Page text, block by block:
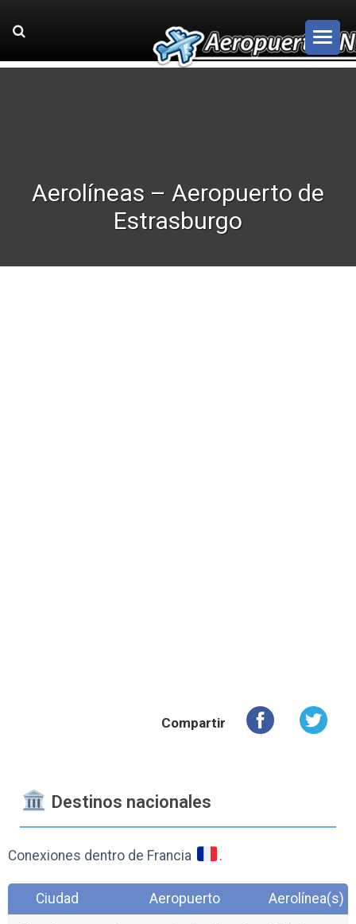
Aerolíneas – Aeropuerto de
Estrasburgo
Compartir
️ Destinos nacionales
Conexiones dentro de Francia .
Ciudad Aeropuerto Aerolínea(s)